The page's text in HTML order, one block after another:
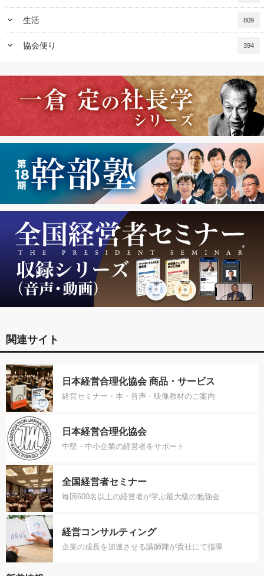
keyboard_arrow_down 生活 809
keyboard_arrow_down 協会便り 394
関連サイト
日本経営合理化協会 商品・サービス
経営セミナー・本・音声・映像教材のご案内
日本経営合理化協会
中堅・中小企業の経営者をサポート
全国経営者セミナー
毎回600名以上の経営者が学ぶ最大級の勉強会
経営コンサルティング
企業の成長を加速させる講師陣が貴社にて指導